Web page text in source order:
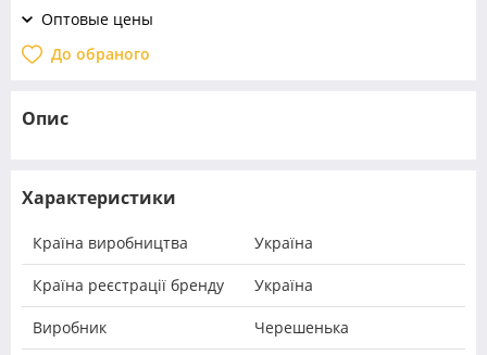
Оптовые цены
До обраного
Опис
Характеристики
Країна виробництва Україна
Країна реєстрації бренду Україна
Виробник Черешенька